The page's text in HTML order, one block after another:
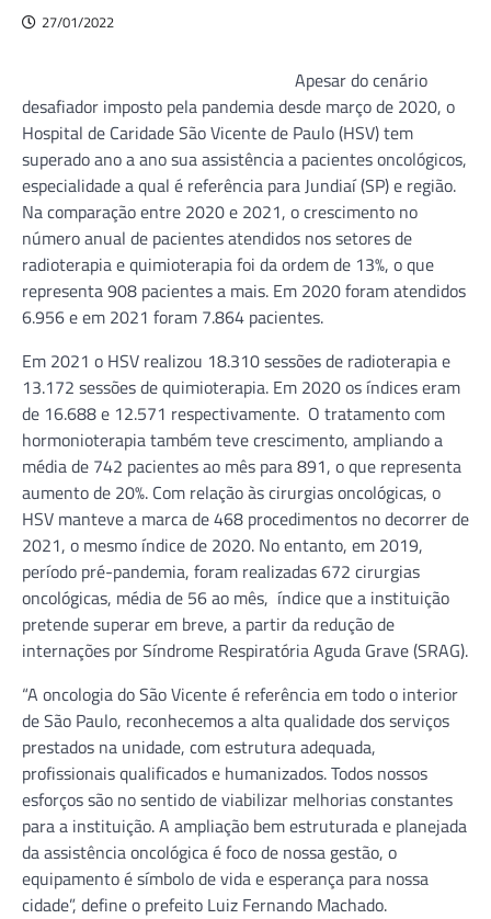
27/01/2022
Apesar do cenário
desafiador imposto pela pandemia desde março de 2020, o
Hospital de Caridade São Vicente de Paulo (HSV) tem
superado ano a ano sua assistência a pacientes oncológicos,
especialidade a qual é referência para Jundiaí (SP) e região.
Na comparação entre 2020 e 2021, o crescimento no
número anual de pacientes atendidos nos setores de
radioterapia e quimioterapia foi da ordem de 13%, o que
representa 908 pacientes a mais. Em 2020 foram atendidos
6.956 e em 2021 foram 7.864 pacientes.
Em 2021 o HSV realizou 18.310 sessões de radioterapia e
13.172 sessões de quimioterapia. Em 2020 os índices eram
de 16.688 e 12.571 respectivamente. O tratamento com
hormonioterapia também teve crescimento, ampliando a
média de 742 pacientes ao mês para 891, o que representa
aumento de 20%. Com relação às cirurgias oncológicas, o
HSV manteve a marca de 468 procedimentos no decorrer de
2021, o mesmo índice de 2020. No entanto, em 2019,
período pré-pandemia, foram realizadas 672 cirurgias
oncológicas, média de 56 ao mês, índice que a instituição
pretende superar em breve, a partir da redução de
internações por Síndrome Respiratória Aguda Grave (SRAG).
“A oncologia do São Vicente é referência em todo o interior
de São Paulo, reconhecemos a alta qualidade dos serviços
prestados na unidade, com estrutura adequada,
profissionais qualificados e humanizados. Todos nossos
esforços são no sentido de viabilizar melhorias constantes
para a instituição. A ampliação bem estruturada e planejada
da assistência oncológica é foco de nossa gestão, o
equipamento é símbolo de vida e esperança para nossa
cidade”, define o prefeito Luiz Fernando Machado.